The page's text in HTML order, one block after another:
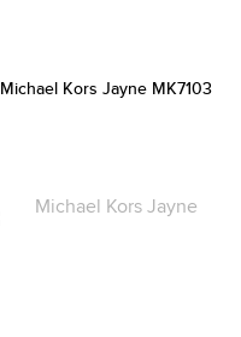
Michael Kors Jayne MK7103